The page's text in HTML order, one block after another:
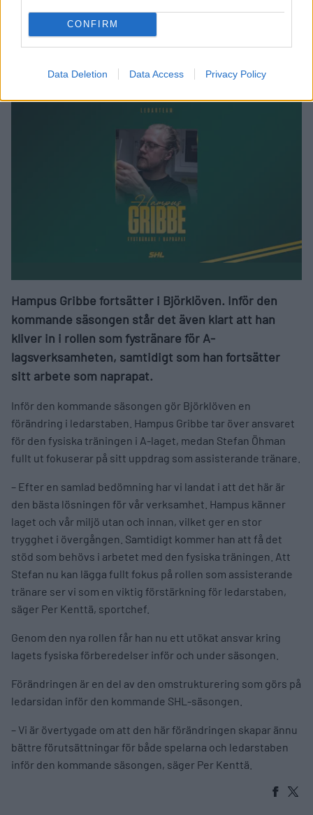
CONFIRM
Data Deletion Data Access Privacy Policy
HAMPUS GRIBBE KLAR FÖR NYTT ÅR – TAR ÄVEN ÖVER
Hampus Gribbe fortsätter i Björklöven. Inför den
kommande säsongen står det även klart att han
kliver in i rollen som fystränare för A-
lagsverksamheten, samtidigt som han fortsätter
sitt arbete som naprapat.
Inför den kommande säsongen gör Björklöven en
förändring i ledarstaben. Hampus Gribbe tar över ansvaret
för den fysiska träningen i A-laget, medan Stefan Öhman
fullt ut fokuserar på sitt uppdrag som assisterande tränare.
– Efter en samlad bedömning har vi landat i att det här är
den bästa lösningen för vår verksamhet. Hampus känner
laget och vår miljö utan och innan, vilket ger en stor
trygghet i övergången. Samtidigt kommer han att få det
stöd som behövs i arbetet med den fysiska träningen. Att
Stefan nu kan lägga fullt fokus på rollen som assisterande
tränare ser vi som en viktig förstärkning för ledarstaben,
säger Per Kenttä, sportchef.
Genom den nya rollen får han nu ett utökat ansvar kring
lagets fysiska förberedelser inför och under säsongen.
Förändringen är en del av den omstrukturering som görs på
ledarsidan inför den kommande SHL-säsongen.
– Vi är övertygade om att den här förändringen skapar ännu
bättre förutsättningar för både spelarna och ledarstaben
inför den kommande säsongen, säger Per Kenttä.